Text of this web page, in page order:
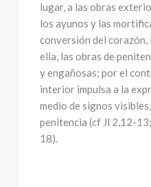
lugar, a las obras
los ayunos y las
conversión del
ella, las obras de
y engañosas; por el
interior impulsa a la
medio de signos
penitencia (cf Jl 2,12-
18).